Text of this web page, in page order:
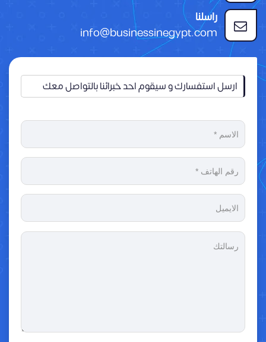
راسلنا
info@businessinegypt.com
ارسل استفسارك و سيقوم احد خبرائنا بالتواصل معك